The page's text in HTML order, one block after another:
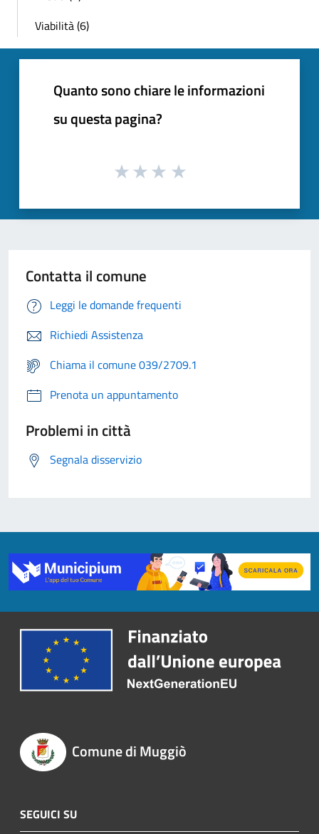
Viabilità (6)
Quanto sono chiare le informazioni
su questa pagina?
Contatta il comune
Leggi le domande frequenti
Richiedi Assistenza
Chiama il comune 039/2709.1
Prenota un appuntamento
Problemi in città
Segnala disservizio
Comune di Muggiò
SEGUICI SU